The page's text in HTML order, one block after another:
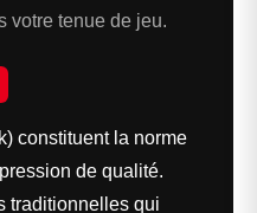
votre tenue de jeu.
constituent la norme
de qualité.
traditionnelles qui